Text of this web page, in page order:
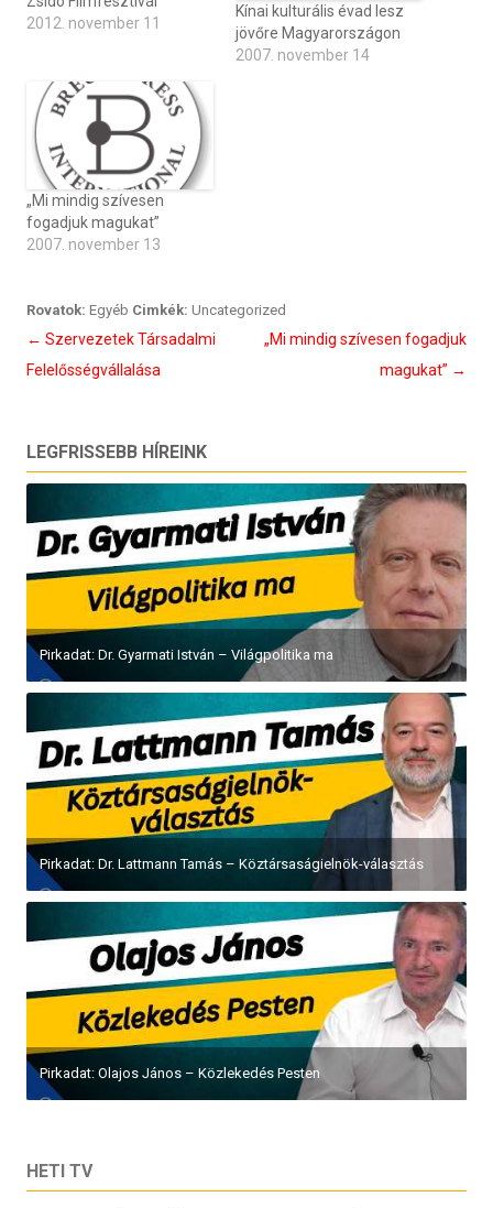
2012. november 11
Kínai kulturális évad lesz
jövőre Magyarországon
2007. november 14
„Mi mindig szívesen
fogadjuk magukat”
2007. november 13
Rovatok: Egyéb Cimkék: Uncategorized
Bejegyzés
navigáció
← Szervezetek Társadalmi
Felelősségvállalása
„Mi mindig szívesen fogadjuk
magukat” →
LEGFRISSEBB HÍREINK
Pirkadat: Dr. Gyarmati István – Világpolitika ma
Pirkadat: Dr. Lattmann Tamás – Köztársaságielnök-választás
Pirkadat: Olajos János – Közlekedés Pesten
HETI TV